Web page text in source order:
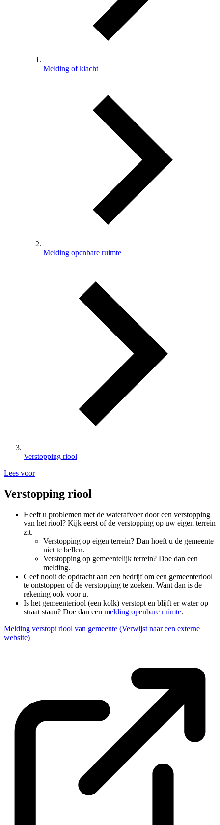
Melding of klacht
Melding openbare ruimte
Verstopping riool
Lees voor
Verstopping riool
Heeft u problemen met de waterafvoer door een verstopping
van het riool? Kijk eerst of de verstopping op uw eigen terrein
zit.
Verstopping op eigen terrein? Dan hoeft u de gemeente
niet te bellen.
Verstopping op gemeentelijk terrein? Doe dan een
melding.
Geef nooit de opdracht aan een bedrijf om een gemeenteriool
te ontstoppen of de verstopping te zoeken. Want dan is de
rekening ook voor u.
Is het gemeenteriool (een kolk) verstopt en blijft er water op
straat staan? Doe dan een melding openbare ruimte.
Melding verstopt riool van gemeente (Verwijst naar een externe
website)